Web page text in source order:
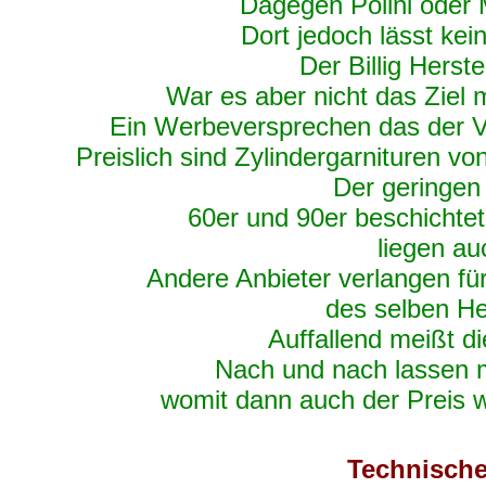
Dort jedoch lässt
Der Billig
War es aber nicht das Ziel
Ein Werbeversprechen das der
Preislich sind Zylindergarnituren
Der
60er und 90er
liegen
Andere Anbieter verlangen
des selben
Auffallend meißt
Nach und nach lassen
womit dann auch der Preis